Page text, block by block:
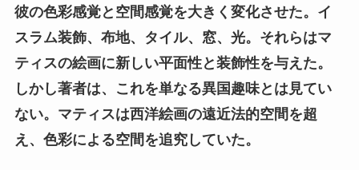
彼の色彩感覚と空間感覚を大きく変化させた。イ
スラム装飾、布地、タイル、窓、光。それらはマ
ティスの絵画に新しい平面性と装飾性を与えた。
しかし著者は、これを単なる異国趣味とは見てい
ない。マティスは西洋絵画の遠近法的空間を超
え、色彩による空間を追究していた。